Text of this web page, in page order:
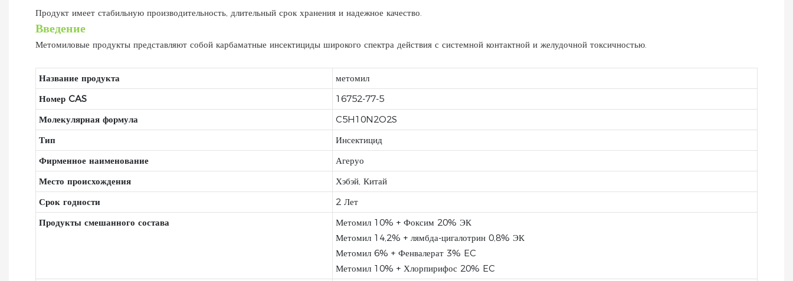
Продукт имеет стабильную производительность, длительный срок хранения и надежное качество.
Введение
Метомиловые продукты представляют собой карбаматные инсектициды широкого спектра действия с системной контактной и желудочной токсичностью.
Название продукта
метомил
Номер CAS
16752-77-5
Молекулярная формула
C5H10N2O2S
Тип
Инсектицид
Фирменное наименование
Агеруо
Место происхождения
Хэбэй, Китай
Срок годности
2 Лет
Продукты смешанного состава
Метомил 10% + Фоксим 20% ЭК
Метомил 14,2% + лямбда-цигалотрин 0,8% ЭК
Метомил 6% + Фенвалерат 3% EC
Метомил 10% + Хлорпирифос 20% EC